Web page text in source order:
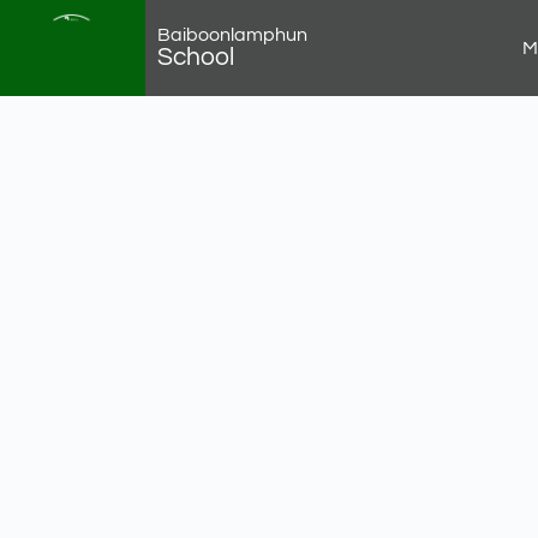
Baiboonlamphun
School